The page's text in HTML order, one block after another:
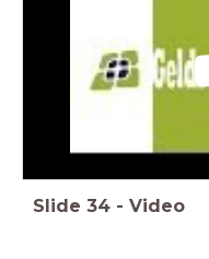
Slide 34 - Video